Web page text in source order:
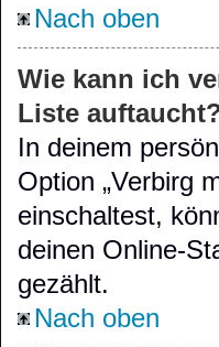
Nach oben
Wie kann ich
Liste
In deinem
Option „Verbirg
einschaltest,
deinen Online-
gezählt.
Nach oben